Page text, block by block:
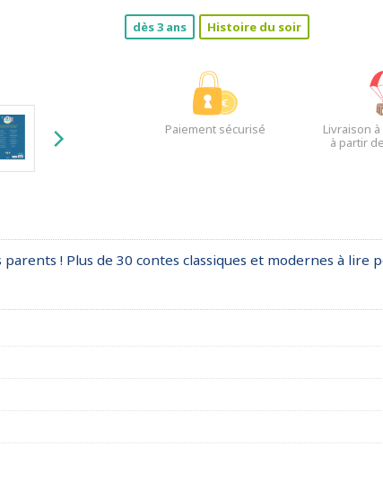
dès 3 ans Histoire du soir
Paiement sécurisé
Livraison
à partir
! Plus de 30 contes classiques et modernes à lire